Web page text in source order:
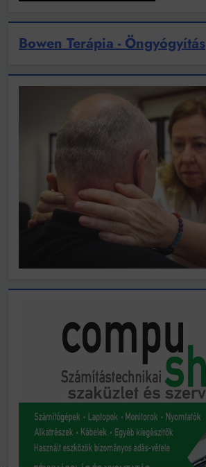
Bowen Terápia - Öngyógyítás